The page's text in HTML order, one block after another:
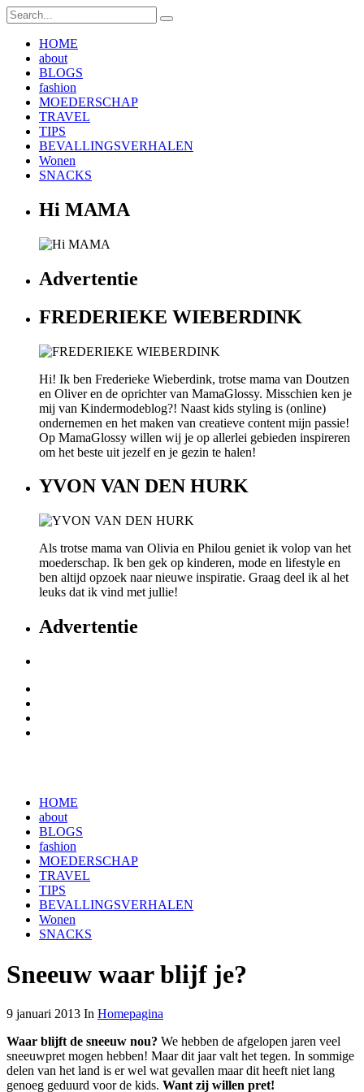
HOME
about
BLOGS
fashion
MOEDERSCHAP
TRAVEL
TIPS
BEVALLINGSVERHALEN
Wonen
SNACKS
Hi MAMA
Advertentie
FREDERIEKE WIEBERDINK
Hi! Ik ben Frederieke Wieberdink, trotse mama van Doutzen
en Oliver en de oprichter van MamaGlossy. Misschien ken je
mij van Kindermodeblog?! Naast kids styling is (online)
ondernemen en het maken van creatieve content mijn passie!
Op MamaGlossy willen wij je op allerlei gebieden inspireren
om het beste uit jezelf en je gezin te halen!
YVON VAN DEN HURK
Als trotse mama van Olivia en Philou geniet ik volop van het
moederschap. Ik ben gek op kinderen, mode en lifestyle en
ben altijd opzoek naar nieuwe inspiratie. Graag deel ik al het
leuks dat ik vind met jullie!
Advertentie
HOME
about
BLOGS
fashion
MOEDERSCHAP
TRAVEL
TIPS
BEVALLINGSVERHALEN
Wonen
SNACKS
Sneeuw waar blijf je?
9 januari 2013 In Homepagina
Waar blijft de sneeuw nou? We hebben de afgelopen jaren veel
sneeuwpret mogen hebben! Maar dit jaar valt het tegen. In sommige
delen van het land is er wel wat gevallen maar dit heeft niet lang
genoeg geduurd voor de kids. Want zij willen pret!